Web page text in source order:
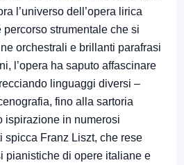
l’universo dell’opera lirica
strumentale che si
orchestrali e brillanti parafrasi
l’opera ha saputo affascinare
linguaggi diversi –
fino alla sartoria
ispirazione in numerosi
spicca Franz Liszt, che rese
pianistiche di opere italiane e